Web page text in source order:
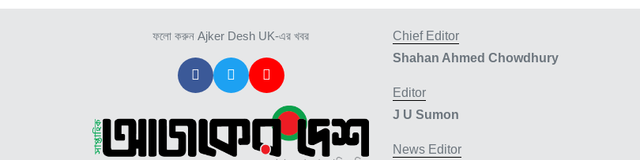
ফলো করুন Ajker Desh UK-এর খবর
Chief Editor
Shahan Ahmed Chowdhury
Editor
J U Sumon
News Editor